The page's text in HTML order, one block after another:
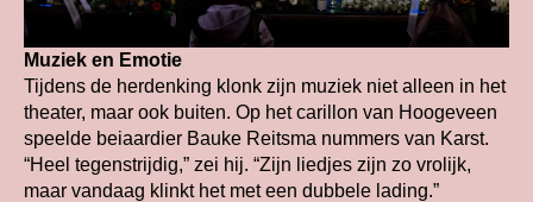
Muziek en Emotie
Tijdens de herdenking klonk zijn muziek niet alleen in het
theater, maar ook buiten. Op het carillon van Hoogeveen
speelde beiaardier Bauke Reitsma nummers van Karst.
“Heel tegenstrijdig,” zei hij. “Zijn liedjes zijn zo vrolijk,
maar vandaag klinkt het met een dubbele lading.”